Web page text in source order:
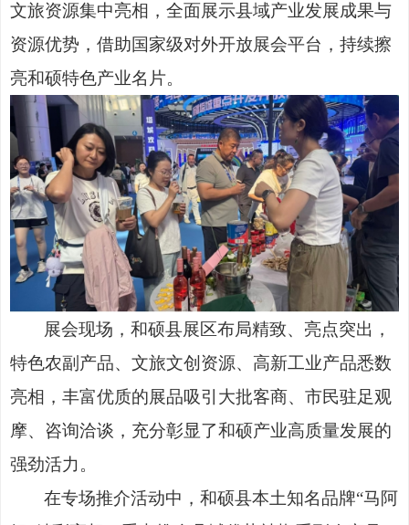
文旅资源集中亮相，全面展示县域产业发展成果与
资源优势，借助国家级对外开放展会平台，持续擦
亮和硕特色产业名片。
展会现场，和硕县展区布局精致、亮点突出，
特色农副产品、文旅文创资源、高新工业产品悉数
亮相，丰富优质的展品吸引大批客商、市民驻足观
摩、咨询洽谈，充分彰显了和硕产业高质量发展的
强劲活力。
在专场推介活动中，和硕县本土知名品牌“马阿